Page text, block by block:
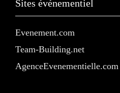
Sites événementiel
Evenement.com
Team-Building.net
AgenceEvenementielle.com